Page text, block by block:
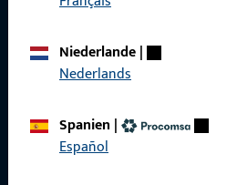
Niederlande|
Nederlands
Spanien |
Español